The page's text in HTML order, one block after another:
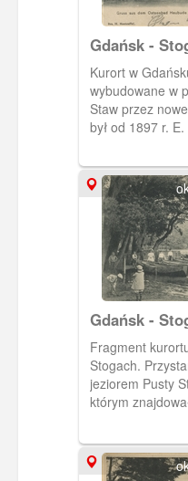
Gdańsk -
Pusty Staw
Kurort w
wybudowane w
Staw przez
był od 1897 r.
łódek.
1907 r.
Gdańsk -
Kurort
Fragment
Stogach. Przystań zbudowana nad
jeziorem Pusty
którym